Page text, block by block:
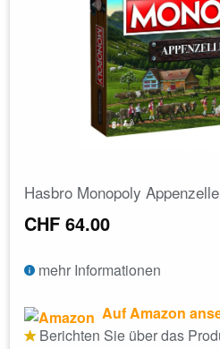
Hasbro Monopoly
CHF 64.00
mehr Informationen
Auf Amazon
Berichten Sie über das